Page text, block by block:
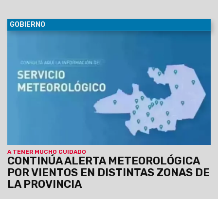
GOBIERNO
A TENER MUCHO CUIDADO
CONTINÚA ALERTA METEOROLÓGICA
POR VIENTOS EN DISTINTAS ZONAS DE
LA PROVINCIA